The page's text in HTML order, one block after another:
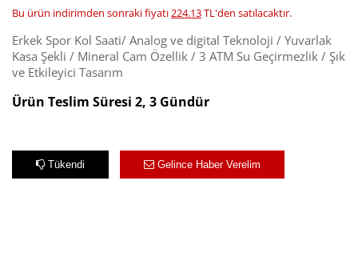
Bu ürün indirimden sonraki fiyatı224.13TL'den satılacaktır.
Erkek Spor Kol Saati/ Analog ve digital Teknoloji / Yuvarlak
Kasa Şekli / Mineral Cam Özellik / 3 ATM Su Geçirmezlik / Şık
ve Etkileyici Tasarım
Ürün Teslim Süresi 2, 3 Gündür
Tükendi Gelince Haber Verelim